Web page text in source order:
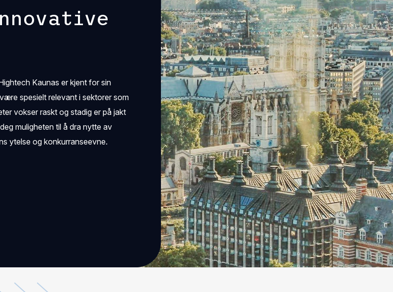
Kaunas er kjent for sin
spesielt relevant i sektorer som
vokser raskt og stadig er på jakt
muligheten til å dra nytte av
ytelse og konkurranseevne.